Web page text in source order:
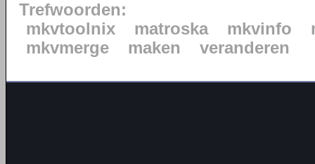
Trefwoorden:
mkvtoolnix
matroska mkvinfo
mkvmerge
maken veranderen